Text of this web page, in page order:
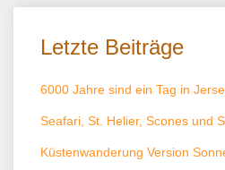
Letzte Beiträge
6000 Jahre sind ein Tag in
Seafari, St. Helier, Scones und
Küstenwanderung Version